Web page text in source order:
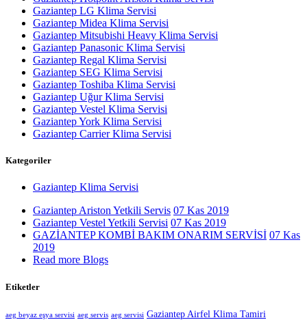
Gaziantep LG Klima Servisi
Gaziantep Midea Klima Servisi
Gaziantep Mitsubishi Heavy Klima Servisi
Gaziantep Panasonic Klima Servisi
Gaziantep Regal Klima Servisi
Gaziantep SEG Klima Servisi
Gaziantep Toshiba Klima Servisi
Gaziantep Uğur Klima Servisi
Gaziantep Vestel Klima Servisi
Gaziantep York Klima Servisi
Gaziantep Carrier Klima Servisi
Kategoriler
Gaziantep Klima Servisi
Gaziantep Ariston Yetkili Servis 07 Kas 2019
Gaziantep Vestel Yetkili Servisi 07 Kas 2019
GAZİANTEP KOMBİ BAKIM ONARIM SERVİSİ 07 Kas
2019
Read more Blogs
Etiketler
aeg beyaz eşya servisi aeg servis aeg servisi Gaziantep Airfel Klima Tamiri